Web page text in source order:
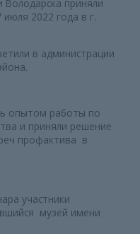
приняли
2022 года в г.
в администрации
опытом работы по
и приняли решение
профактива в
участники
музей имени